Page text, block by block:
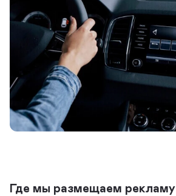
Где мы размещаем рекламу